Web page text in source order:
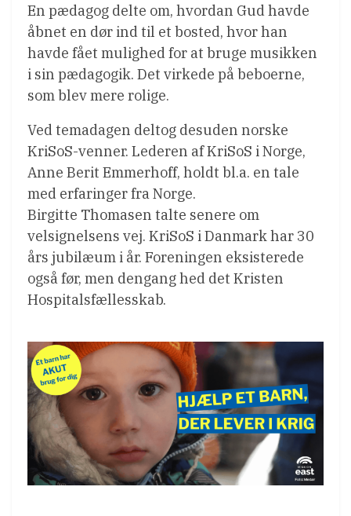
En pædagog delte om, hvordan Gud havde
åbnet en dør ind til et bosted, hvor han
havde fået mulighed for at bruge musikken
i sin pædagogik. Det virkede på beboerne,
som blev mere rolige.
Ved temadagen deltog desuden norske
KriSoS-venner. Lederen af KriSoS i Norge,
Anne Berit Emmerhoff, holdt bl.a. en tale
med erfaringer fra Norge.
Birgitte Thomasen talte senere om
velsignelsens vej. KriSoS i Danmark har 30
års jubilæum i år. Foreningen eksisterede
også før, men dengang hed det Kristen
Hospitalsfællesskab.